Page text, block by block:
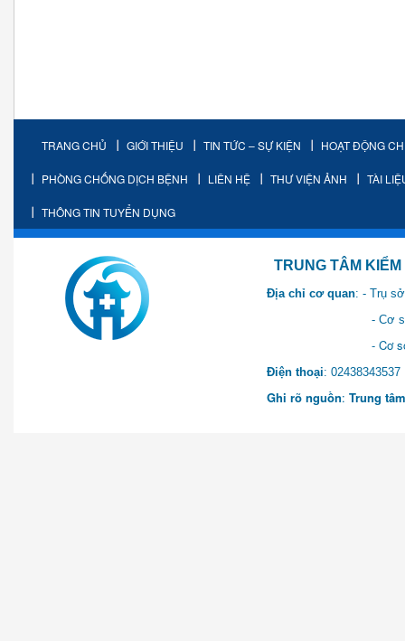
TRANG CHỦ GIỚI THIỆU TIN TỨC – SỰ KIỆN HOẠT ĐỘNG
PHÒNG CHỐNG DỊCH BỆNH LIÊN HỆ THƯ VIỆN ẢNH TÀI
THÔNG TIN TUYỂN DỤNG
TRUNG TÂM KIỂM SOÁT
Địa chỉ cơ quan: - Trụ
- Cơ sở 2: Khu Hành
- Cơ sở 3: Số 1 Ngõ 2
Điện thoại:
Ghi rõ nguồn: Trung